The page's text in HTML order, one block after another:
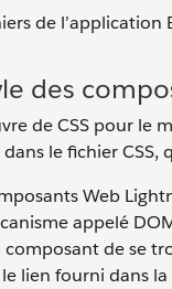
de
des
de CSS pour le
le fichier
Web
appelé
composant de se
lien fourni dans